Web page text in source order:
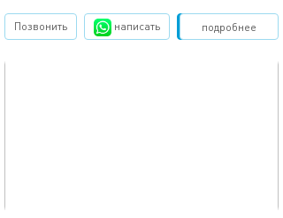
подробнее
Позвонить написать Забронировать